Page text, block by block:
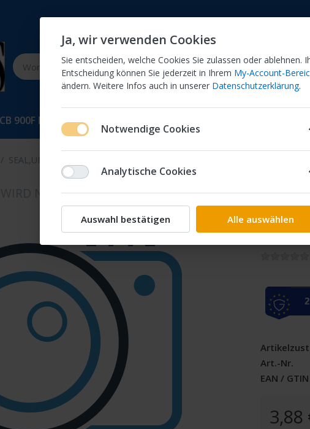
CB 900F Bol Dor
SEAL,UNDER COVER 50615-KGF-900 NES125
Honda
900
Art.-Nr.
EAN / GTIN
3,88
Ja, wir verwenden Cookies
Sie entscheiden, welche Cookies Sie zulassen oder ablehnen.
Entscheidung können Sie jederzeit in Ihrem My-Account-
ändern. Weitere Infos auch in unserer Datenschutzerklärung.
Notwendige Cookies
Analytische Cookies
Auswahl bestätigen Alle auswählen